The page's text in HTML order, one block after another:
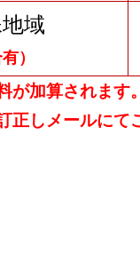
域
）
加算されます
正しメールにて